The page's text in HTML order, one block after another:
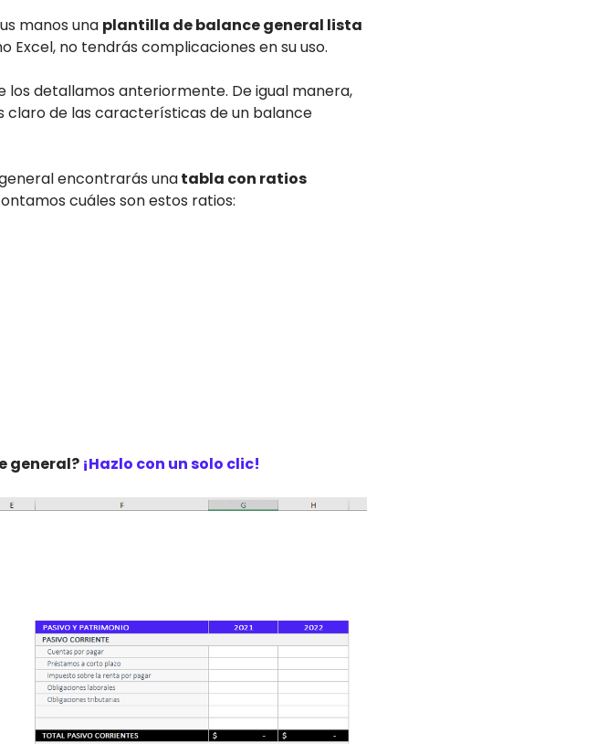
manos una plantilla de balance general lista
Excel, no tendrás complicaciones en su uso.
detallamos anteriormente. De igual manera,
de las características de un balance
encontrarás unatabla con ratios
cuáles son estos ratios:
general? ¡Hazlo con un solo clic!